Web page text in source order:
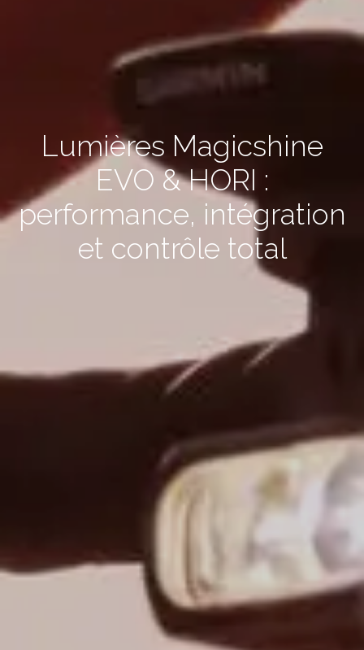
Lumières Magicshine
EVO & HORI :
performance, intégration
et contrôle total